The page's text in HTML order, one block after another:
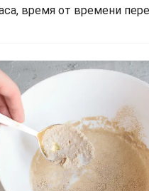
время от времени